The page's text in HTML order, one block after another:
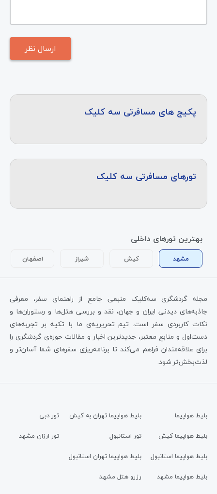
پکیج های مسافرتی سه کلیک
تورهای مسافرتی سه کلیک
بهترین تورهای داخلی
مشهد کیش شیراز اصفهان
مجله گردشگری سه‌کلیک منبعی جامع از راهنمای سفر، معرفی
جاذبه‌های دیدنی ایران و جهان، نقد و بررسی هتل‌ها و رستوران‌ها و
نکات کاربردی سفر است. تیم تحریریه‌ی ما با تکیه بر تجربه‌های
دست‌اول و منابع معتبر، جدیدترین اخبار و مقالات حوزه‌ی گردشگری را
برای علاقه‌مندان فراهم می‌کند تا برنامه‌ریزی سفرهای شما آسان‌تر و
لذت‌بخش‌تر شود.
بلیط هواپیما
بلیط هواپیما کیش
بلیط هواپیما استانبول
بلیط هواپیما مشهد
بلیط هواپیما تهران به کیش
تور استانبول
بلیط هواپیما تهران استانبول
رزرو هتل مشهد
تور دبی
تور ارزان مشهد